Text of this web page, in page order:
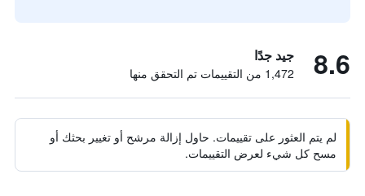
8.6 جيد جدًا
1,472 من التقييمات تم التحقق منها
لم يتم العثور على تقييمات. حاول إزالة مرشح أو تغيير بحثك أو
مسح كل شيء لعرض التقييمات.